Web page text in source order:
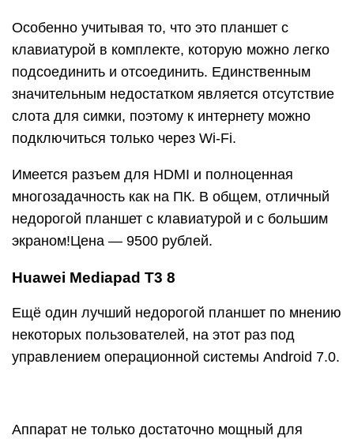
Особенно учитывая то, что это планшет с
клавиатурой в комплекте, которую можно легко
подсоединить и отсоединить. Единственным
значительным недостатком является отсутствие
слота для симки, поэтому к интернету можно
подключиться только через Wi-Fi.
Имеется разъем для HDMI и полноценная
многозадачность как на ПК. В общем, отличный
недорогой планшет с клавиатурой и с большим
экраном!Цена — 9500 рублей.
Huawei Mediapad T3 8
Ещё один лучший недорогой планшет по мнению
некоторых пользователей, на этот раз под
управлением операционной системы Android 7.0.
Аппарат не только достаточно мощный для